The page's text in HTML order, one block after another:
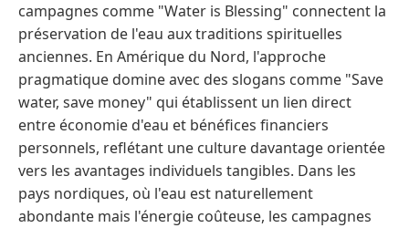
campagnes comme "Water is Blessing" connectent la
préservation de l'eau aux traditions spirituelles
anciennes. En Amérique du Nord, l'approche
pragmatique domine avec des slogans comme "Save
water, save money" qui établissent un lien direct
entre économie d'eau et bénéfices financiers
personnels, reflétant une culture davantage orientée
vers les avantages individuels tangibles. Dans les
pays nordiques, où l'eau est naturellement
abondante mais l'énergie coûteuse, les campagnes